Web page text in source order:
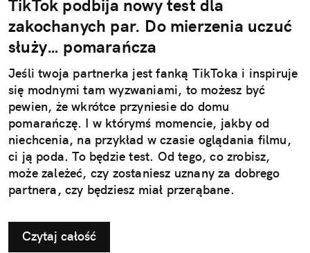
TikTok podbija nowy test dla
zakochanych par. Do mierzenia uczuć
służy… pomarańcza
Jeśli twoja partnerka jest fanką TikToka i inspiruje
się modnymi tam wyzwaniami, to możesz być
pewien, że wkrótce przyniesie do domu
pomarańczę. I w którymś momencie, jakby od
niechcenia, na przykład w czasie oglądania filmu,
ci ją poda. To będzie test. Od tego, co zrobisz,
może zależeć, czy zostaniesz uznany za dobrego
partnera, czy będziesz miał przerąbane.
Czytaj całość